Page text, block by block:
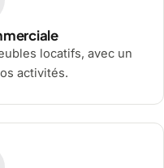
locatifs, avec un
activités.